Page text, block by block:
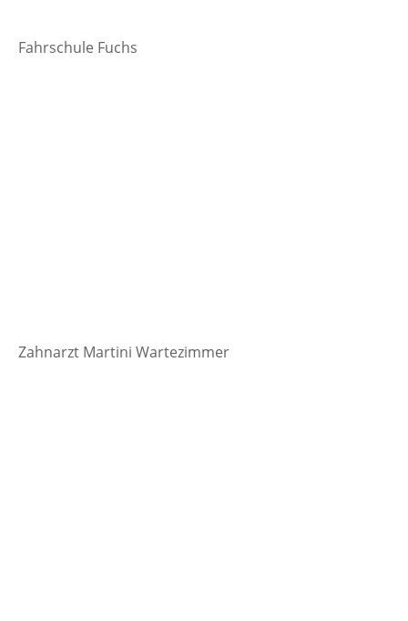
Fahrschule Fuchs
Zahnarzt Martini Wartezimmer